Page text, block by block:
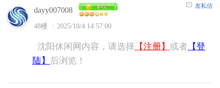
dayy007008
48楼 2025/10/4 14:57:00
发私信
沈阳休闲网内容，请选择 【注册】 或者 【登
陆】
后浏览！